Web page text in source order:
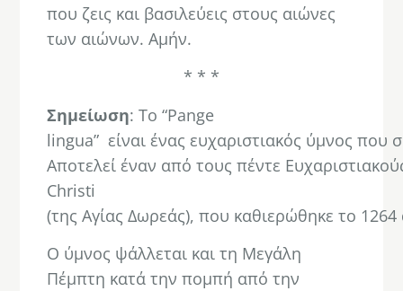
που ζεις και βασιλεύεις στους αιώνες
των αιώνων. Αμήν.
* * *
Σημείωση: Το “Pange
lingua” είναι ένας ευχαριστιακός ύμνος
Αποτελεί έναν από τους πέντε
Christi
(της Αγίας Δωρεάς), που καθιερώθηκε το
Ο ύμνος ψάλλεται και τη Μεγάλη
Πέμπτη κατά την πομπή από την